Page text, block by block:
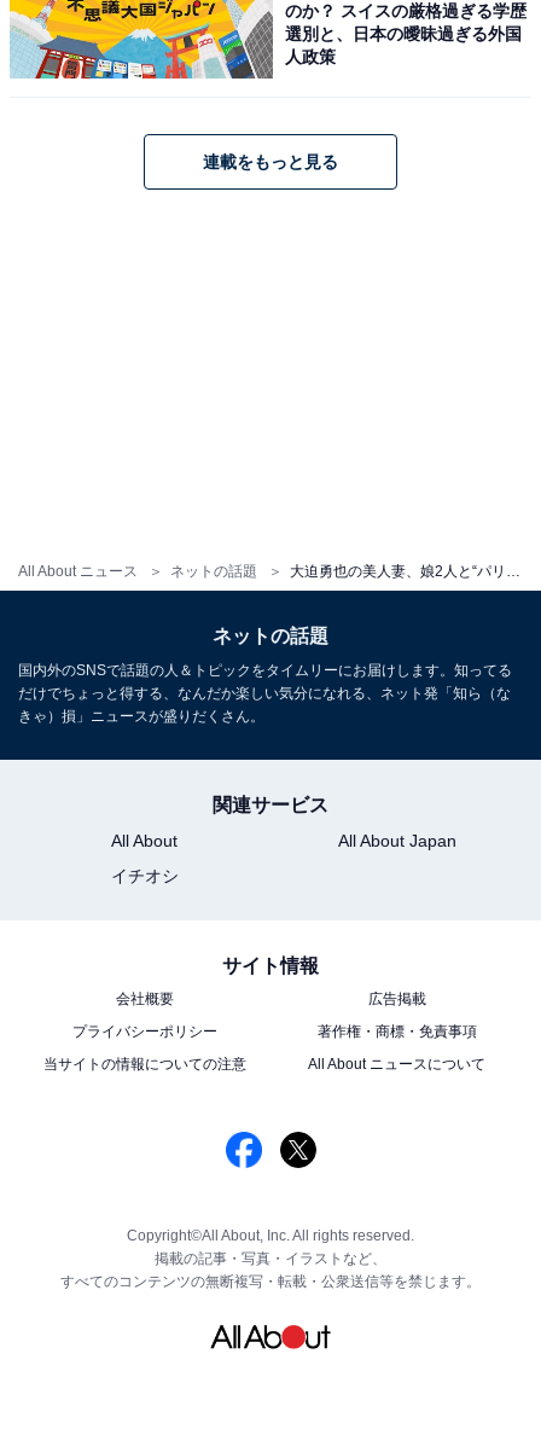
All About ニュース ネットの話題
のか？ スイスの厳格過ぎる学歴
選別と、日本の曖昧過ぎる外国
人政策
連載をもっと見る
ネットの話題
国内外のSNSで話題の人＆トピックをタイムリーにお届けします。知ってる
だけでちょっと得する、なんだか楽しい気分になれる、ネット発「知ら（な
きゃ）損」ニュースが盛りだくさん。
関連サービス
All About
All About Japan
イチオシ
サイト情報
会社概要
広告掲載
プライバシーポリシー
著作権・商標・免責事項
当サイトの情報についての注意
All About ニュースについて
Copyright©All About, Inc. All rights reserved.
掲載の記事・写真・イラストなど、
すべてのコンテンツの無断複写・転載・公衆送信等を禁じます。